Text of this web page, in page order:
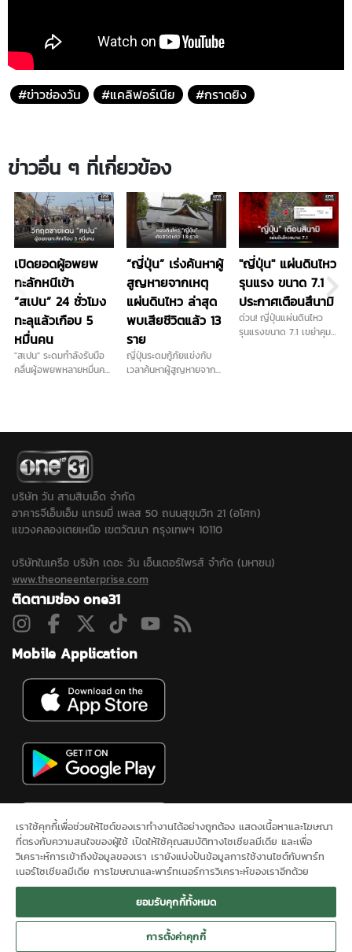
#ข่าวช่องวัน #แคลิฟอร์เนีย #กราดยิง
ข่าวอื่น ๆ ที่เกี่ยวข้อง
เปิดยอดผู้อพยพ
ทะลักหนีเข้า
“สเปน” 24 ชั่วโมง
ทะลุแล้วเกือบ 5
หมื่นคน
"สเปน" ระดมกำลังรับมือ
คลื่นผู้อพยพหลายหมื่นคน
“ญี่ปุ่น” เร่งค้นหาผู้
สูญหายจากเหตุ
แผ่นดินไหว ล่าสุด
พบเสียชีวิตแล้ว 13
ราย
ญี่ปุ่นระดมกู้ภัยแข่งกับ
เวลาค้นหาผู้สูญหายจาก
"ญี่ปุ่น" แผ่นดินไหว
รุนแรง ขนาด 7.1
ประกาศเตือนสึนามิ
ด่วน! ญี่ปุ่นแผ่นดินไหว
รุนแรงขนาด 7.1 เขย่าคุมา
บริษัท วัน สามสิบเอ็ด จำกัด
อาคารจีเอ็มเอ็ม แกรมมี่ เพลส 50 ถนนสุขุมวิท 21 (อโศก)
แขวงคลองเตยเหนือ เขตวัฒนา กรุงเทพฯ 10110
บริษัทในเครือ บริษัท เดอะ วัน เอ็นเตอร์ไพรส์ จำกัด (มหาชน)
www.theoneenterprise.com
ติดตามช่อง one31
Mobile Application
ดูสดช่อง 31 ละคร ซิตคอม&ซีรีส์ ข่าวช่องวัน ผังรายการ
นโยบาย
ความเป็นส่วนตัว
ONEE ติดต่อเรา
เราใช้คุกกี้เพื่อช่วยให้ไซต์ของเราทำงานได้อย่างถูกต้อง แสดงเนื้อหาและโฆษณา
ที่ตรงกับความสนใจของผู้ใช้ เปิดให้ใช้คุณสมบัติทางโซเชียลมีเดีย และเพื่อ
วิเคราะห์การเข้าถึงข้อมูลของเรา เรายังแบ่งปันข้อมูลการใช้งานไซต์กับพาร์ท
เนอร์โซเชียลมีเดีย การโฆษณาและพาร์ทเนอร์การวิเคราะห์ของเราอีกด้วย
ยอมรับคุกกี้ทั้งหมด
การตั้งค่าคุกกี้